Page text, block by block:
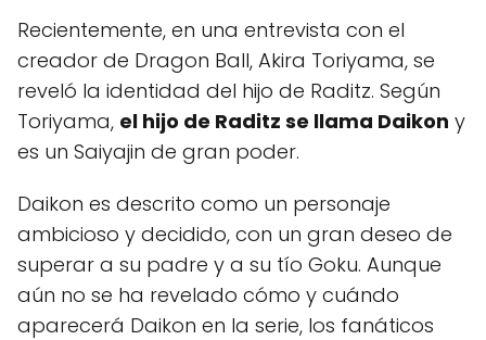
Recientemente, en una entrevista con el
creador de Dragon Ball, Akira Toriyama, se
reveló la identidad del hijo de Raditz. Según
Toriyama, el hijo de Raditz se llama Daikon y
es un Saiyajin de gran poder.
Daikon es descrito como un personaje
ambicioso y decidido, con un gran deseo de
superar a su padre y a su tío Goku. Aunque
aún no se ha revelado cómo y cuándo
aparecerá Daikon en la serie, los fanáticos